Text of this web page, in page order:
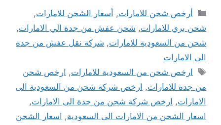
التصنيفات
أرخص شحن للامارات, أسعار الشحن للامارات,
شحن بري للامارات, شحن عفش من جدة الي الامارات,
شحن من السعودية للامارات, شركة نقل عفش من جدة
الى الامارات
الوسوم
ارخص شحن من السعودية للامارات, ارخص شحن
من جدة للامارات, ارخص شركة شحن من السعودية الى
الامارات, ارخص شركة شحن من جدة الى الامارات,
اسعار الشحن من الامارات الى السعودية, اسعار الشحن